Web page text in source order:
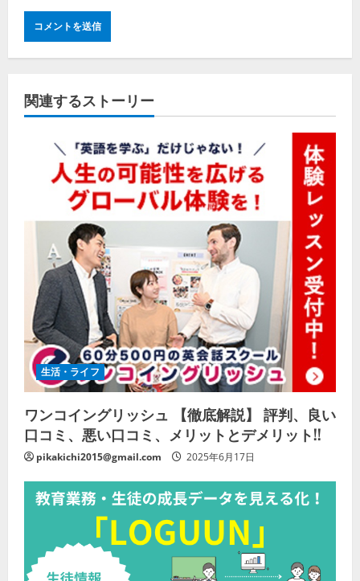
関連するストーリー
生活・ライフ
ワンコイングリッシュ 【徹底解説】 評判、良い
口コミ、悪い口コミ、メリットとデメリット!!
pikakichi2015@gmail.com 2025年6月17日